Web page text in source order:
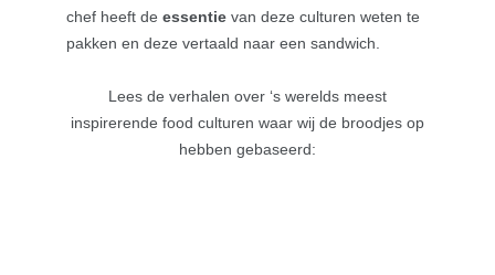
chef heeft de essentie van deze culturen weten te
pakken en deze vertaald naar een sandwich.
Lees de verhalen over ‘s werelds meest
inspirerende food culturen waar wij de broodjes op
hebben gebaseerd: